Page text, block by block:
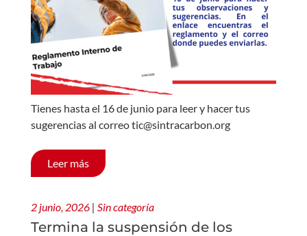
Tienes hasta el 16 de junio para leer y hacer tus
sugerencias al correo tic@sintracarbon.org
Leer más
2 junio, 2026 | Sin categoría
Termina la suspensión de los